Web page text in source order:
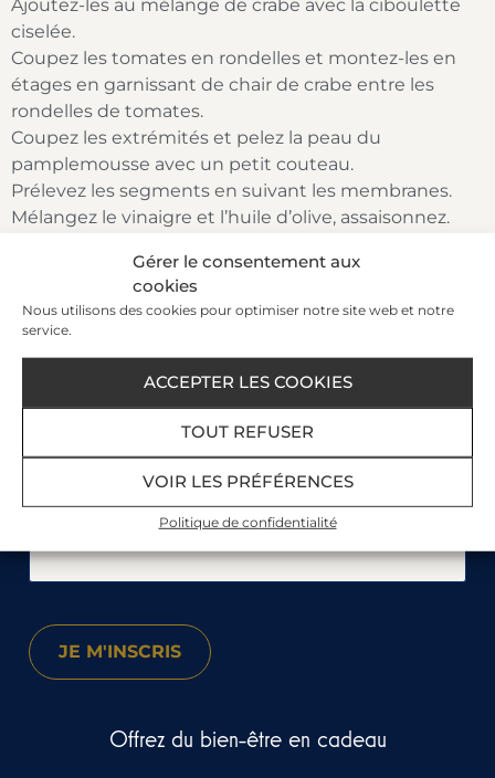
Gérer le consentement aux
cookies
Nous utilisons des cookies pour optimiser notre site web et notre
service.
ACCEPTER LES COOKIES
TOUT REFUSER
VOIR LES PRÉFÉRENCES
Politique de confidentialité
Ajoutez-les au mélange de crabe avec la ciboulette
ciselée.
Coupez les tomates en rondelles et montez-les en
étages en garnissant de chair de crabe entre les
rondelles de tomates.
Coupez les extrémités et pelez la peau du
pamplemousse avec un petit couteau.
Prélevez les segments en suivant les membranes.
Mélangez le vinaigre et l’huile d’olive, assaisonnez.
L’ASTUCE
ainsi elle sera plus parfumée
Offrez du bien-être en cadeau
Recevez nos offres et actualités par e-mail​